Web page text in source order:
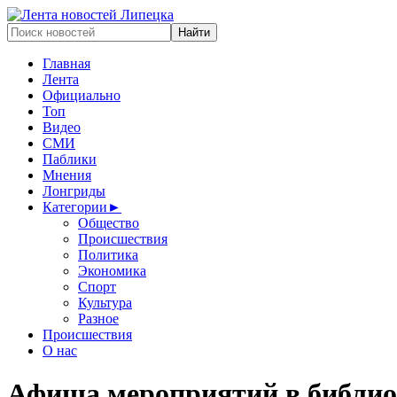
Главная
Лента
Официально
Топ
Видео
СМИ
Паблики
Мнения
Лонгриды
Категории ►
Общество
Происшествия
Политика
Экономика
Спорт
Культура
Разное
Происшествия
О нас